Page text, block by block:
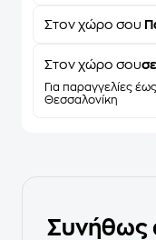
Στον χώρο σου
Στον χώρο σου
Για παραγγελίες
Θεσσαλονίκη
Συνήθως